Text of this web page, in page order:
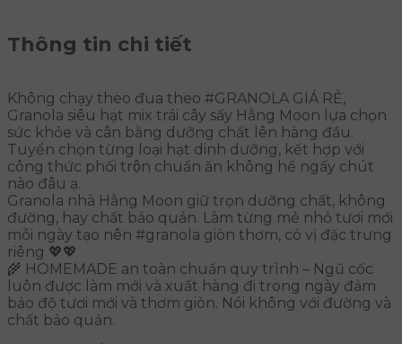
Thông tin chi tiết
Không chạy theo đua theo #GRANOLA GIÁ RẺ,
Granola siêu hạt mix trái cây sấy Hằng Moon lựa chọn
sức khỏe và cân bằng dưỡng chất lên hàng đầu.
Tuyển chọn từng loại hạt dinh dưỡng, kết hợp với
công thức phối trộn chuẩn ăn không hề ngấy chút
nào đâu ạ.
Granola nhà Hằng Moon giữ trọn dưỡng chất, không
đường, hay chất bảo quản. Làm từng mẻ nhỏ tươi mới
mỗi ngày tạo nên #granola giòn thơm, có vị đặc trưng
riêng 💖💖
🌾 HOMEMADE an toàn chuẩn quy trình – Ngũ cốc
luôn được làm mới và xuất hàng đi trong ngày đảm
bảo độ tươi mới và thơm giòn. Nói không với đường và
chất bảo quản.